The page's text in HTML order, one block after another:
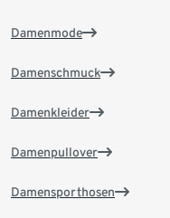
Damenmode
Damenschmuck
Damenkleider
Damenpullover
Damensporthosen